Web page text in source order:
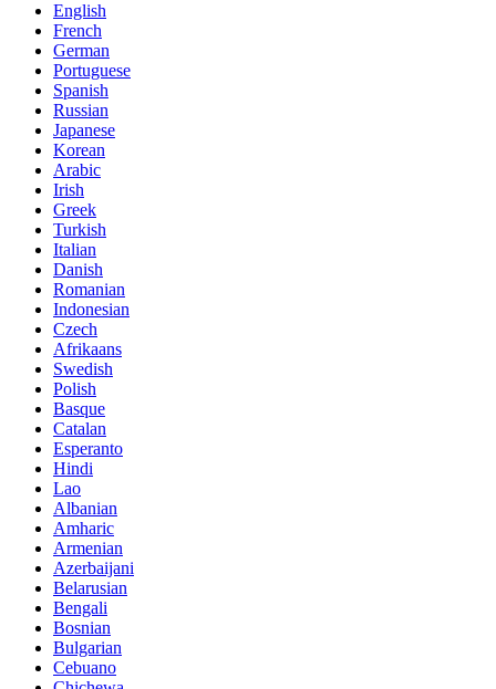
English
French
German
Portuguese
Spanish
Russian
Japanese
Korean
Arabic
Irish
Greek
Turkish
Italian
Danish
Romanian
Indonesian
Czech
Afrikaans
Swedish
Polish
Basque
Catalan
Esperanto
Hindi
Lao
Albanian
Amharic
Armenian
Azerbaijani
Belarusian
Bengali
Bosnian
Bulgarian
Cebuano